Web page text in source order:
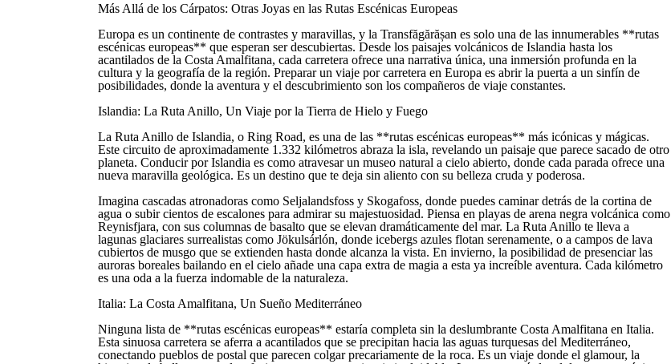
Más Allá de los Cárpatos: Otras Joyas en las Rutas Escénicas Europeas
Europa es un continente de contrastes y maravillas, y la Transfăgărășan es solo una de las innumerables **rutas
escénicas europeas** que esperan ser descubiertas. Desde los paisajes volcánicos de Islandia hasta los
acantilados de la Costa Amalfitana, cada carretera ofrece una narrativa única, una inmersión profunda en la
cultura y la geografía de la región. Preparar un viaje por carretera en Europa es abrir la puerta a un sinfín de
posibilidades, donde la aventura y el descubrimiento son los compañeros de viaje constantes.
Islandia: La Ruta Anillo, Un Viaje por la Tierra de Hielo y Fuego
La Ruta Anillo de Islandia, o Ring Road, es una de las **rutas escénicas europeas** más icónicas y mágicas.
Este circuito de aproximadamente 1.332 kilómetros abraza la isla, revelando un paisaje que parece sacado de otro
planeta. Conducir por Islandia es como atravesar un museo natural a cielo abierto, donde cada parada ofrece una
nueva maravilla geológica. Es un destino que te deja sin aliento con su belleza cruda y poderosa.
Imagina cascadas atronadoras como Seljalandsfoss y Skogafoss, donde puedes caminar detrás de la cortina de
agua o subir cientos de escalones para admirar su majestuosidad. Piensa en playas de arena negra volcánica como
Reynisfjara, con sus columnas de basalto que se elevan dramáticamente del mar. La Ruta Anillo te lleva a
lagunas glaciares surrealistas como Jökulsárlón, donde icebergs azules flotan serenamente, o a campos de lava
cubiertos de musgo que se extienden hasta donde alcanza la vista. En invierno, la posibilidad de presenciar las
auroras boreales bailando en el cielo añade una capa extra de magia a esta ya increíble aventura. Cada kilómetro
es una oda a la fuerza indomable de la naturaleza.
Italia: La Costa Amalfitana, Un Sueño Mediterráneo
Ninguna lista de **rutas escénicas europeas** estaría completa sin la deslumbrante Costa Amalfitana en Italia.
Esta sinuosa carretera se aferra a acantilados que se precipitan hacia las aguas turquesas del Mediterráneo,
conectando pueblos de postal que parecen colgar precariamente de la roca. Es un viaje donde el glamour, la